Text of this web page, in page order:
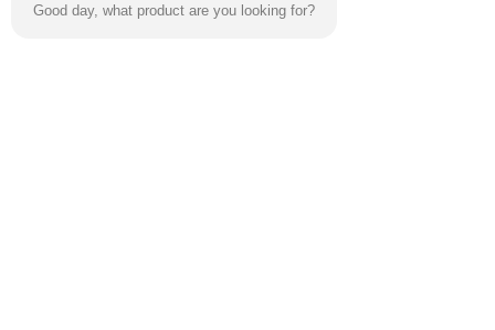
Good day, what product are you looking for?